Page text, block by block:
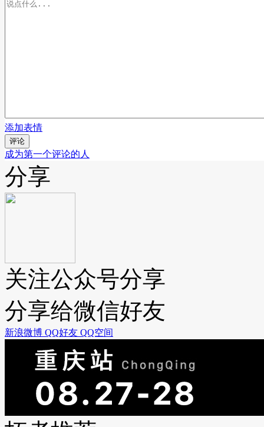
添加表情
评论
成为第一个评论的人
分享
关注公众号分享
分享给微信好友
新浪微博 QQ好友 QQ空间